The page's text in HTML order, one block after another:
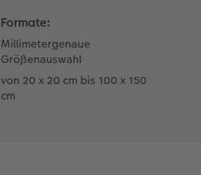
Formate:
Millimetergenaue
Größenauswahl
von 20 x 20 cm bis 100 x 150
cm